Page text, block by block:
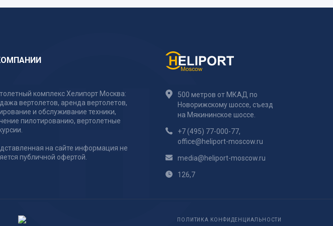
комплекс Хелипорт Москва:
вертолетов, аренда вертолетов,
и обслуживание техники,
пилотированию, вертолетные
на сайте информация не
публичной офертой.
500 метров от МКАД по
Новорижскому шоссе, съезд
на Мякининское шоссе.
+7 (495) 77-000-77,
office@heliport-moscow.ru
media@heliport-moscow.ru
126,7
ПОЛИТИКА КОНФИДЕНЦИАЛЬНОСТИ